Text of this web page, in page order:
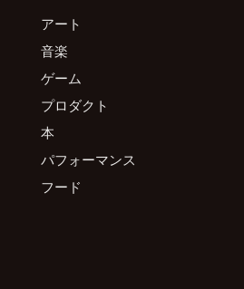
アート
音楽
ゲーム
プロダクト
本
パフォーマンス
フード